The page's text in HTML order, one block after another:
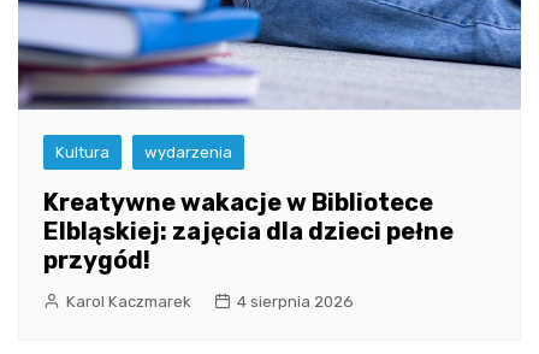
Kultura wydarzenia
Kreatywne wakacje w Bibliotece
Elbląskiej: zajęcia dla dzieci pełne
przygód!
Karol Kaczmarek 4 sierpnia 2026